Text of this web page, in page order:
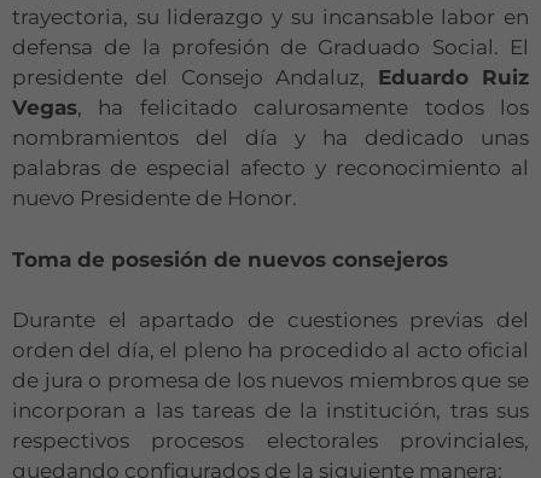
trayectoria, su liderazgo y su incansable labor en
defensa de la profesión de Graduado Social. El
presidente del Consejo Andaluz, Eduardo Ruiz
Vegas, ha felicitado calurosamente todos los
nombramientos del día y ha dedicado unas
palabras de especial afecto y reconocimiento al
nuevo Presidente de Honor.
Toma de posesión de nuevos consejeros
Durante el apartado de cuestiones previas del
orden del día, el pleno ha procedido al acto oficial
de jura o promesa de los nuevos miembros que se
incorporan a las tareas de la institución, tras sus
respectivos procesos electorales provinciales,
quedando configurados de la siguiente manera: